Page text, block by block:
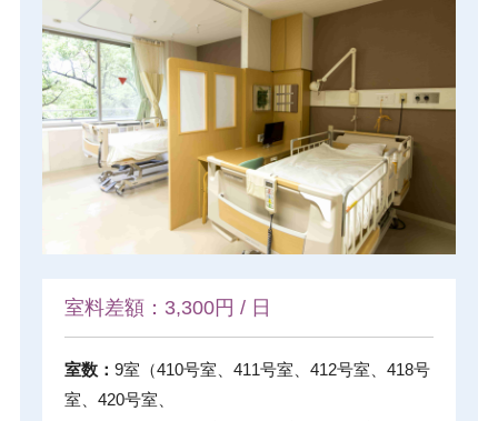
室料差額：3,300円 / 日
室数： 9室（410号室、411号室、412号室、418号
室、420号室、